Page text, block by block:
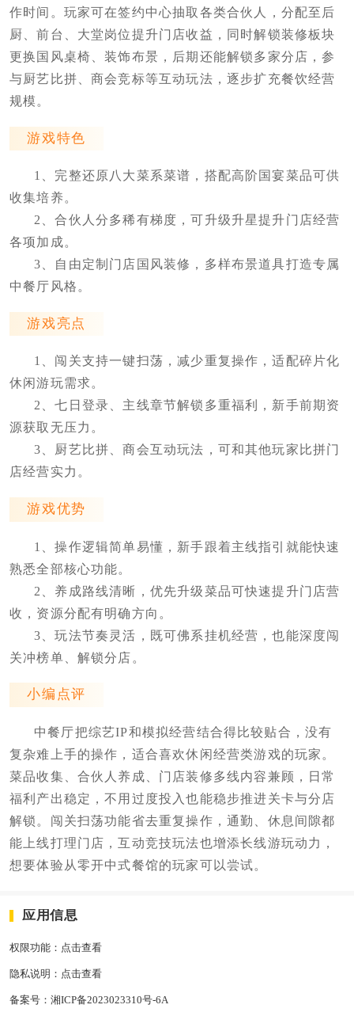
作时间。玩家可在签约中心抽取各类合伙人，分配至后
厨、前台、大堂岗位提升门店收益，同时解锁装修板块
更换国风桌椅、装饰布景，后期还能解锁多家分店，参
与厨艺比拼、商会竞标等互动玩法，逐步扩充餐饮经营
规模。
游戏特色
1、完整还原八大菜系菜谱，搭配高阶国宴菜品可供
收集培养。
2、合伙人分多稀有梯度，可升级升星提升门店经营
各项加成。
3、自由定制门店国风装修，多样布景道具打造专属
中餐厅风格。
游戏亮点
1、闯关支持一键扫荡，减少重复操作，适配碎片化
休闲游玩需求。
2、七日登录、主线章节解锁多重福利，新手前期资
源获取无压力。
3、厨艺比拼、商会互动玩法，可和其他玩家比拼门
店经营实力。
游戏优势
1、操作逻辑简单易懂，新手跟着主线指引就能快速
熟悉全部核心功能。
2、养成路线清晰，优先升级菜品可快速提升门店营
收，资源分配有明确方向。
3、玩法节奏灵活，既可佛系挂机经营，也能深度闯
关冲榜单、解锁分店。
小编点评
中餐厅把综艺IP和模拟经营结合得比较贴合，没有
复杂难上手的操作，适合喜欢休闲经营类游戏的玩家。
菜品收集、合伙人养成、门店装修多线内容兼顾，日常
福利产出稳定，不用过度投入也能稳步推进关卡与分店
解锁。闯关扫荡功能省去重复操作，通勤、休息间隙都
能上线打理门店，互动竞技玩法也增添长线游玩动力，
想要体验从零开中式餐馆的玩家可以尝试。
应用信息
权限功能： 点击查看
隐私说明： 点击查看
备案号： 湘ICP备2023023310号-6A